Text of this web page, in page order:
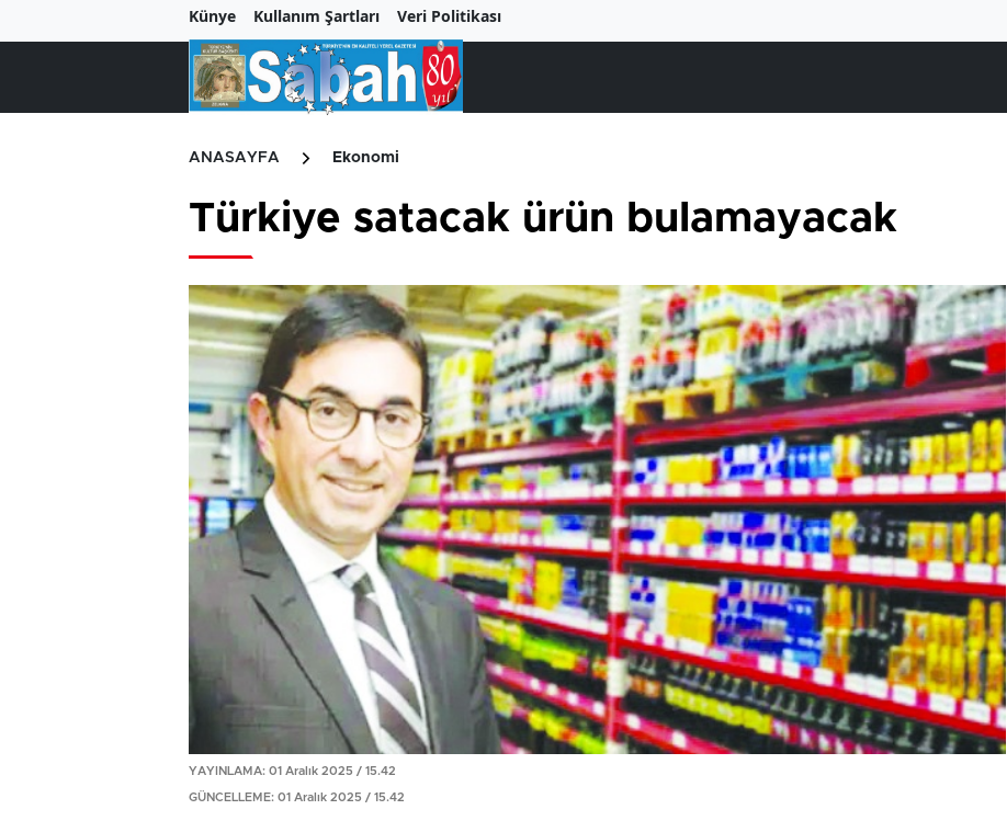
Künye Kullanım Şartları Veri Politikası
ANASAYFA Ekonomi
Türkiye satacak ürün bulamayacak
YAYINLAMA: 01 Aralık 2025 / 15.42
GÜNCELLEME: 01 Aralık 2025 / 15.42
Birçok uyku hastalığının
tan...
En ucuz sigara 120 TL, en
pa...